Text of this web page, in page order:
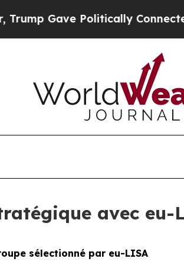
Gave Politically Connected
avec eu-
sélectionné par eu-LISA